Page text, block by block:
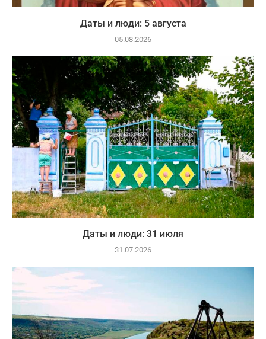
Даты и люди: 5 августа
05.08.2026
Даты и люди: 31 июля
31.07.2026